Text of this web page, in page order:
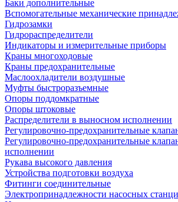
Баки дополнительные
Вспомогательные механические
Гидрозамки
Гидрораспределители
Индикаторы и измерительные приборы
Краны многоходовые
Краны предохранительные
Маслоохладители воздушные
Муфты быстроразъемные
Опоры поддомкратные
Опоры штоковые
Распределители в выносном исполнении
Регулировочно-предохранительные
Регулировочно-предохранительные
исполнении
Рукава высокого давления
Устройства подготовки воздуха
Фитинги соединительные
Электропринадлежности насосных